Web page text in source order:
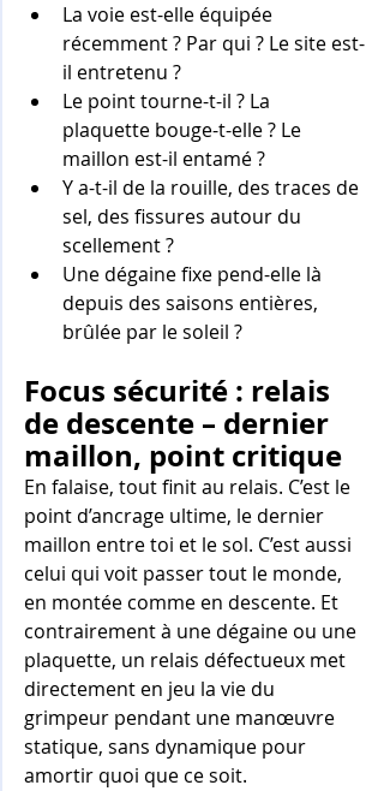
La voie est-elle équipée
récemment ? Par qui ? Le site est-
il entretenu ?
Le point tourne-t-il ? La
plaquette bouge-t-elle ? Le
maillon est-il entamé ?
Y a-t-il de la rouille, des traces de
sel, des fissures autour du
scellement ?
Une dégaine fixe pend-elle là
depuis des saisons entières,
brûlée par le soleil ?
Focus sécurité : relais
de descente – dernier
maillon, point critique
En falaise, tout finit au relais. C’est le
point d’ancrage ultime, le dernier
maillon entre toi et le sol. C’est aussi
celui qui voit passer tout le monde,
en montée comme en descente. Et
contrairement à une dégaine ou une
plaquette, un relais défectueux met
directement en jeu la vie du
grimpeur pendant une manœuvre
statique, sans dynamique pour
amortir quoi que ce soit.